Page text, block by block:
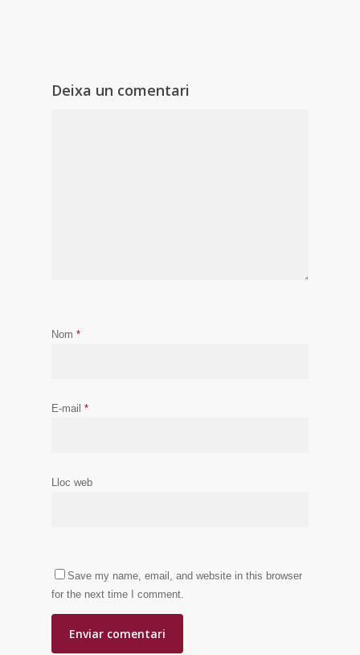
Deixa un comentari
Nom *
E-mail *
Lloc web
Save my name, email, and website in this browser
for the next time I comment.